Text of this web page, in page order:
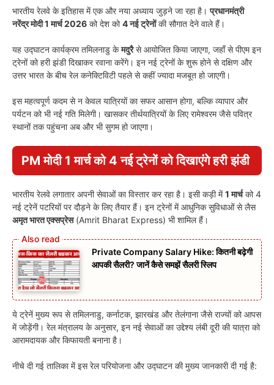
भारतीय रेलवे के इतिहास में एक और नया अध्याय जुड़ने जा रहा है।प्रधानमंत्री
नरेंद्र मोदी 1 मार्च 2026 को देश को4 नई ट्रेनोंकी सौगात देने वाले हैं।
यह उद्घाटन कार्यक्रम तमिलनाडु केमदुरैसे आयोजित किया जाएगा, जहाँ से पीएम इन
ट्रेनों को हरी झंडी दिखाकर रवाना करेंगे। इन नई ट्रेनों के शुरू होने से दक्षिण और
उत्तर भारत के बीच रेल कनेक्टिविटी पहले से कहीं ज्यादा मजबूत हो जाएगी।
इस महत्वपूर्ण कदम से न केवल यात्रियों का सफर आसान होगा, बल्कि व्यापार और
पर्यटन को भी नई गति मिलेगी। खासकर तीर्थयात्रियों के लिए रामेश्वरम जैसे पवित्र
स्थानों तक पहुंचना अब और भी सुगम हो जाएगा।
PM मोदी 1 मार्च को 4 नई ट्रेनों को दिखाएंगे हरी झंडी
भारतीय रेलवे लगातार अपनी सेवाओं का विस्तार कर रहा है। इसी कड़ी में1 मार्चको 4
नई ट्रेनें पटरियों पर दौड़ने के लिए तैयार हैं। इन ट्रेनों में आधुनिक सुविधाओं से लैस
अमृत भारत एक्सप्रेस(Amrit Bharat Express) भी शामिल हैं।
Private Company Salary Hike: कितनी बढ़ेगी
आपकी सैलरी? जानें कैसे समझें सैलरी स्लिप
ये ट्रेनें मुख्य रूप से तमिलनाडु, कर्नाटक, झारखंड और तेलंगाना जैसे राज्यों को आपस
में जोड़ेंगी। रेल मंत्रालय के अनुसार, इन नई सेवाओं का उद्देश्य लंबी दूरी की यात्रा को
आरामदायक और किफायती बनाना है।
नीचे दी गई तालिका में इस रेल परियोजना और उद्घाटन की मुख्य जानकारी दी गई है: